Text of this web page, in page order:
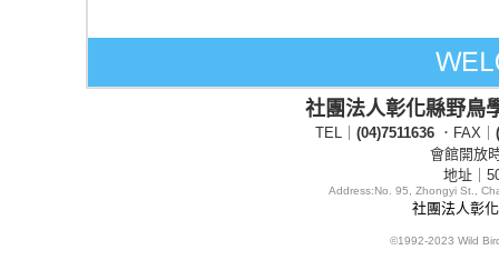
社團法人彰化縣野鳥
TEL｜ (04)7511636 ．FAX｜
會館開放
地址｜
Address:No. 95, Zhongyi St.,
社團法人彰
©1992-2023 Wild